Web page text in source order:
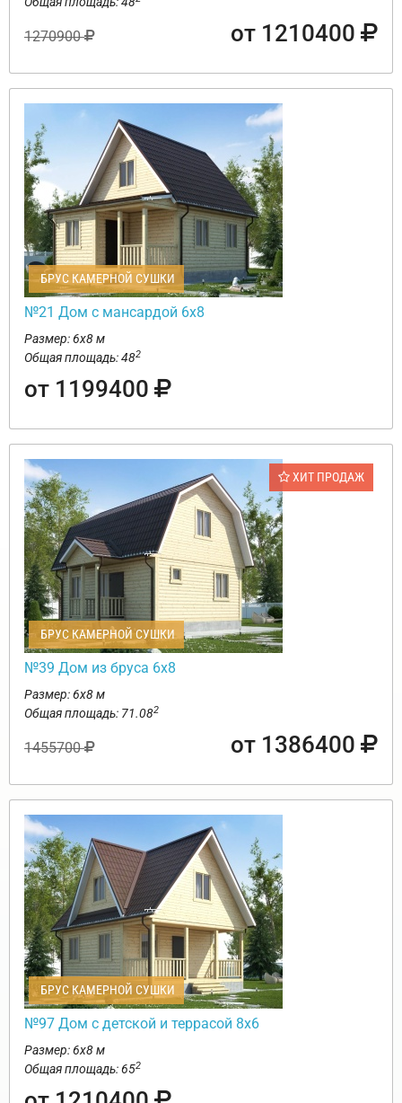
1270900 от 1210400
БРУС КАМЕРНОЙ СУШКИ
№21 Дом с мансардой 6х8
Размер: 6х8 м
Общая площадь: 482
от 1199400
ХИТ ПРОДАЖ
БРУС КАМЕРНОЙ СУШКИ
№39 Дом из бруса 6х8
Размер: 6х8 м
Общая площадь: 71.082
1455700 от 1386400
БРУС КАМЕРНОЙ СУШКИ
№97 Дом с детской и террасой 8х6
Размер: 6х8 м
Общая площадь: 652